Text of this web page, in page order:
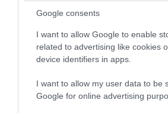
Google consents
I want to allow Google to enable
related to advertising like cookies
device identifiers in apps.
I want to allow my user data to be
Google for online advertising
04.08.2026 | 13:02